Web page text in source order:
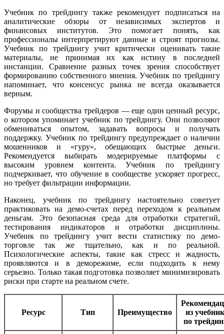
Учебник по трейдингу также рекомендует подписаться на
аналитические обзоры от независимых экспертов и
финансовых институтов. Это помогает понять, как
профессионалы интерпретируют данные и строят прогнозы.
Учебник по трейдингу учит критически оценивать такие
материалы, не принимая их как истину в последней
инстанции. Сравнение разных точек зрения способствует
формированию собственного мнения. Учебник по трейдингу
напоминает, что консенсус рынка не всегда оказывается
верным.
Форумы и сообщества трейдеров — еще один ценный ресурс,
о котором упоминает учебник по трейдингу. Они позволяют
обмениваться опытом, задавать вопросы и получать
поддержку. Учебник по трейдингу предупреждает о наличии
мошенников и «гуру», обещающих быстрые деньги.
Рекомендуется выбирать модерируемые платформы с
высоким уровнем контента. Учебник по трейдингу
подчеркивает, что обучение в сообществе ускоряет прогресс,
но требует фильтрации информации.
Наконец, учебник по трейдингу настоятельно советует
практиковать на демо-счетах перед переходом к реальным
деньгам. Это безопасная среда для отработки стратегий,
тестирования индикаторов и отработки дисциплины.
Учебник по трейдингу учит вести статистику по демо-
торговле так же тщательно, как и по реальной.
Психологические аспекты, такие как стресс и жадность,
проявляются и в деморежиме, если подходить к нему
серьезно. Только такая подготовка позволяет минимизировать
риски при старте на реальном счете.
Ресурс Тип Преимущество
из
по